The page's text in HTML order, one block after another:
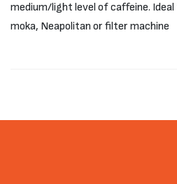
medium/light level of caffeine.
moka, Neapolitan or filter machine